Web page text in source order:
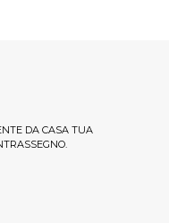
DA CASA TUA